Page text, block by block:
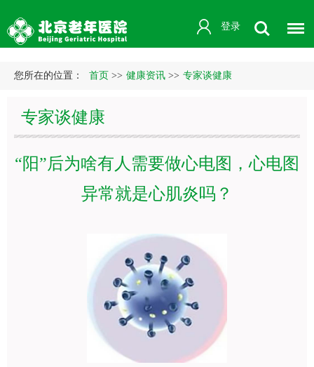
登录
您所在的位置： 首页 >> 健康资讯 >> 专家谈健康
专家谈健康
“阳”后为啥有人需要做心电图，心电图
异常就是心肌炎吗？